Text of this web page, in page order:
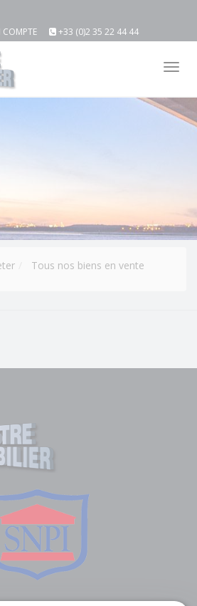
COMPTE +33 (0)2 35 22 44 44
Tous nos biens en vente